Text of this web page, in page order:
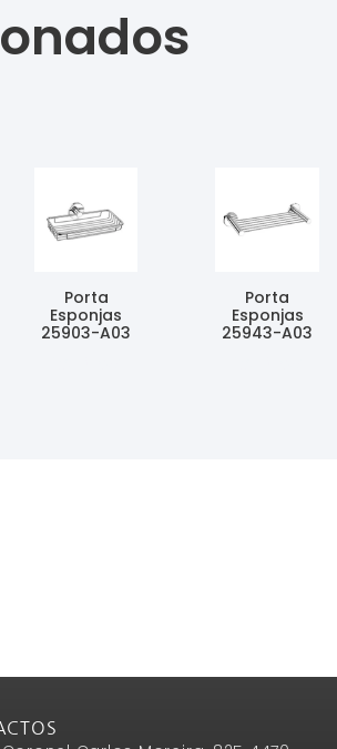
Porta
Esponjas
25903-A03
Porta
Esponjas
25943-A03